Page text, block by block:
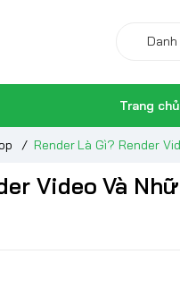
Trang chủ
/ Render Là Gì? Render
Video Và